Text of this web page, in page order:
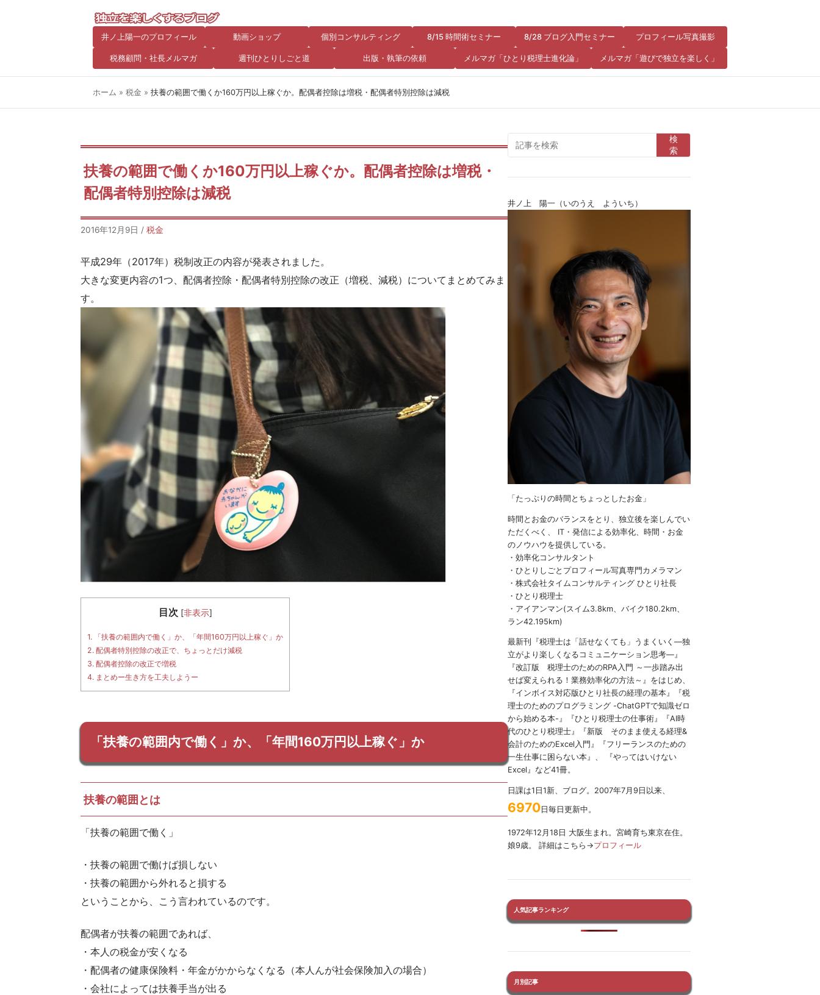
井ノ上陽一のプロフィール 動画ショップ 個別コンサルティング 8/15 時間術セミナー 8/28 ブログ入門セミナー プロフィール写真撮影
税務顧問・社長メルマガ 週刊ひとりしごと道 出版・執筆の依頼 メルマガ「ひとり税理士進化論」 メルマガ「遊びで独立を楽しく」
ホーム » 税金 » 扶養の範囲で働くか160万円以上稼ぐか。配偶者控除は増税・配偶者特別控除は減税
扶養の範囲で働くか160万円以上稼ぐか。配偶者控除は増税・
配偶者特別控除は減税
2016年12月9日 / 税金
平成29年（2017年）税制改正の内容が発表されました。
大きな変更内容の1つ、配偶者控除・配偶者特別控除の改正（増税、減税）についてまとめてみま
す。
目次 [非表示]
1. 「扶養の範囲内で働く」か、「年間160万円以上稼ぐ」か
2. 配偶者特別控除の改正で、ちょっとだけ減税
3. 配偶者控除の改正で増税
4. まとめー生き方を工夫しようー
「扶養の範囲内で働く」か、「年間160万円以上稼ぐ」か
扶養の範囲とは
「扶養の範囲で働く」
・扶養の範囲で働けば損しない
・扶養の範囲から外れると損する
ということから、こう言われているのです。
配偶者が扶養の範囲であれば、
・本人の税金が安くなる
・配偶者の健康保険料・年金がかからなくなる（本人んが社会保険加入の場合）
・会社によっては扶養手当が出る
検
索
井ノ上 陽一（いのうえ よういち）
「たっぷりの時間とちょっとしたお金」
時間とお金のバランスをとり、独立後を楽しんでい
ただくべく、 IT・発信による効率化、時間・お金
のノウハウを提供している。
・効率化コンサルタント
・ひとりしごとプロフィール写真専門カメラマン
・株式会社タイムコンサルティング ひとり社長
・ひとり税理士
・アイアンマン(スイム3.8km、バイク180.2km、
ラン42.195km)
最新刊『税理士は「話せなくても」うまくいく ―独
立がより楽しくなるコミュニケーション思考―』
『改訂版 税理士のためのRPA入門 ～一歩踏み出
せば変えられる！業務効率化の方法～』をはじめ、
『インボイス対応版ひとり社長の経理の基本』『税
理士のためのプログラミング -ChatGPTで知識ゼロ
から始める本-』『ひとり税理士の仕事術』『AI時
代のひとり税理士』『新版 そのまま使える経理&
会計のためのExcel入門』『フリーランスのための
一生仕事に困らない本』、 『やってはいけない
Excel』など41冊。
日課は1日1新、ブログ。2007年7月9日以来、
6970 日毎日更新中。
1972年12月18日 大阪生まれ。宮崎育ち東京在住。
娘9歳。 詳細はこちら→プロフィール
人気記事ランキング
月別記事